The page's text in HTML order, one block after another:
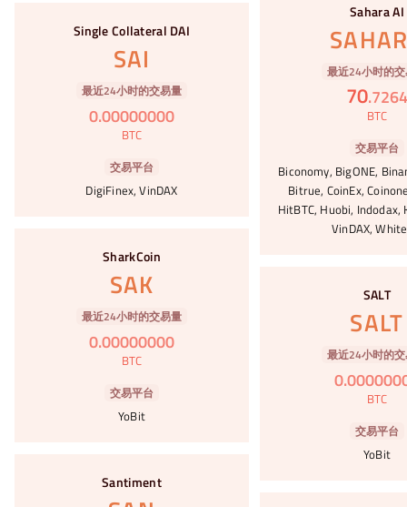
Sahara AI
最近24小时的
70.7264
BTC
交易平台
Biconomy, BigONE,
Bitrue, CoinEx,
HitBTC, Huobi, Indodax,
VinDAX,
Single Collateral DAI
SAI
最近24小时的交易量
0.00000000
BTC
交易平台
DigiFinex, VinDAX
SharkCoin
SAK
最近24小时的交易量
0.00000000
BTC
交易平台
YoBit
SALT
SALT
最近24小时的
0.
BTC
交易平台
YoBit
Santiment